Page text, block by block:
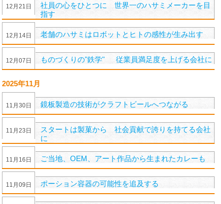
12 月 21 日
社員の心をひとつに 世界一のハサミメーカーを目
指す
12 月 14日 老舗のハサミはロボットとヒトの感性が生み出す
12 月 07 日 ものづくりの"鉄学" 従業員満足度を上げる会社に
2025年11月
11 月 30日 鏡板製造の技術がクラフトビールへつながる
11 月 23 日
スタートは製菓から 社会貢献で誇りを持てる会社
に
11 月 16 日 ご当地、OEM、アート作品から生まれたカレーも
11 月 09 日 ポーション容器の可能性を追及する